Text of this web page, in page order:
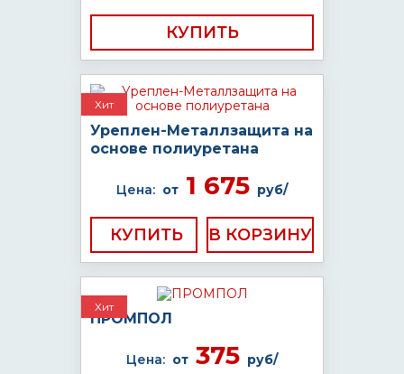
КУПИТЬ
Хит
Уреплен-Металлзащита на
основе полиуретана
Цена: от 1 675 руб/
КУПИТЬ
Хит
ПРОМПОЛ
Цена: от 375 руб/